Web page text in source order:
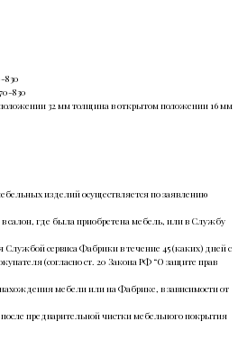
830
830
32 мм толщина в открытом положении 16 мм
изделий осуществляется по заявлению
салон, где была приобретена мебель, или в Службу
Службой сервиса Фабрики в течение 45 (каких) дней с
(согласно ст. 20 Закона РФ “О защите прав
мебели или на Фабрике, в зависимости от
предварительной чистки мебельного покрытия